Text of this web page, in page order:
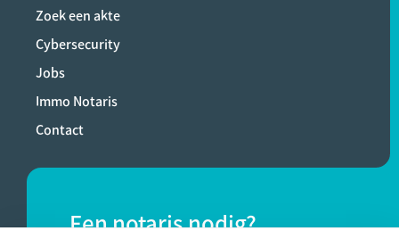
Zoek een akte
Cybersecurity
Jobs
Immo Notaris
Contact
Een notaris nodig?